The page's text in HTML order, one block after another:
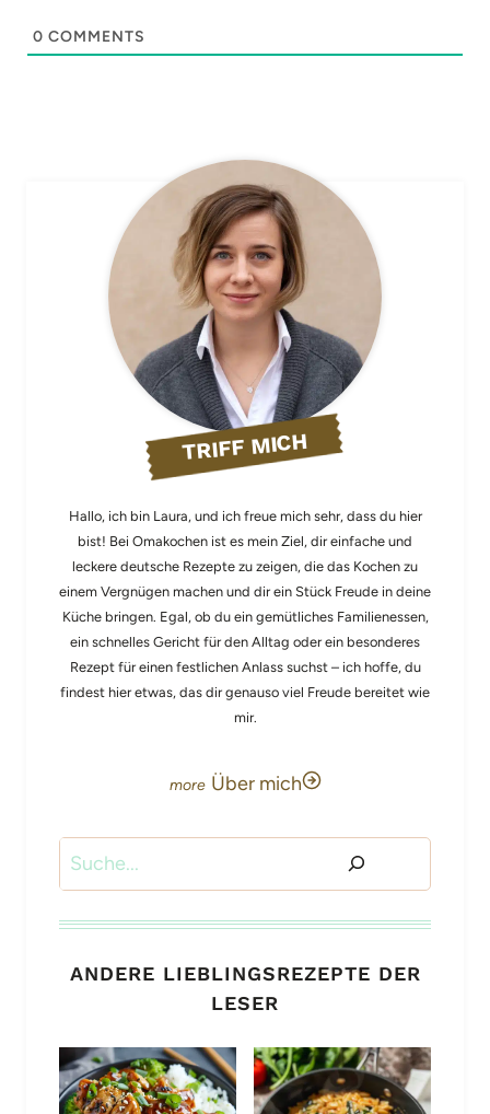
0 COMMENTS
TRIFF MICH
Hallo, ich bin Laura, und ich freue mich sehr, dass du hier
bist! Bei Omakochen ist es mein Ziel, dir einfache und
leckere deutsche Rezepte zu zeigen, die das Kochen zu
einem Vergnügen machen und dir ein Stück Freude in deine
Küche bringen. Egal, ob du ein gemütliches Familienessen,
ein schnelles Gericht für den Alltag oder ein besonderes
Rezept für einen festlichen Anlass suchst – ich hoffe, du
findest hier etwas, das dir genauso viel Freude bereitet wie
mir.
Über mich
Suchen
ANDERE LIEBLINGSREZEPTE DER
LESER